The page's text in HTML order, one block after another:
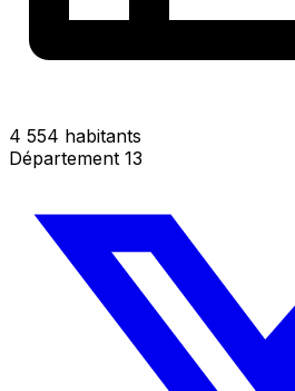
4 554 habitants
Département 13